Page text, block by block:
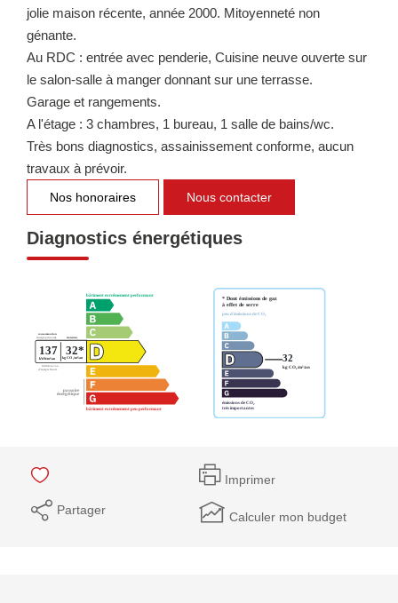
jolie maison récente, année 2000. Mitoyenneté non
génante.
Au RDC : entrée avec penderie, Cuisine neuve ouverte sur
le salon-salle à manger donnant sur une terrasse.
Garage et rangements.
A l'étage : 3 chambres, 1 bureau, 1 salle de bains/wc.
Très bons diagnostics, assainissement conforme, aucun
travaux à prévoir.
Nos honoraires Nous contacter
Diagnostics énergétiques
Imprimer
Partager Calculer mon budget